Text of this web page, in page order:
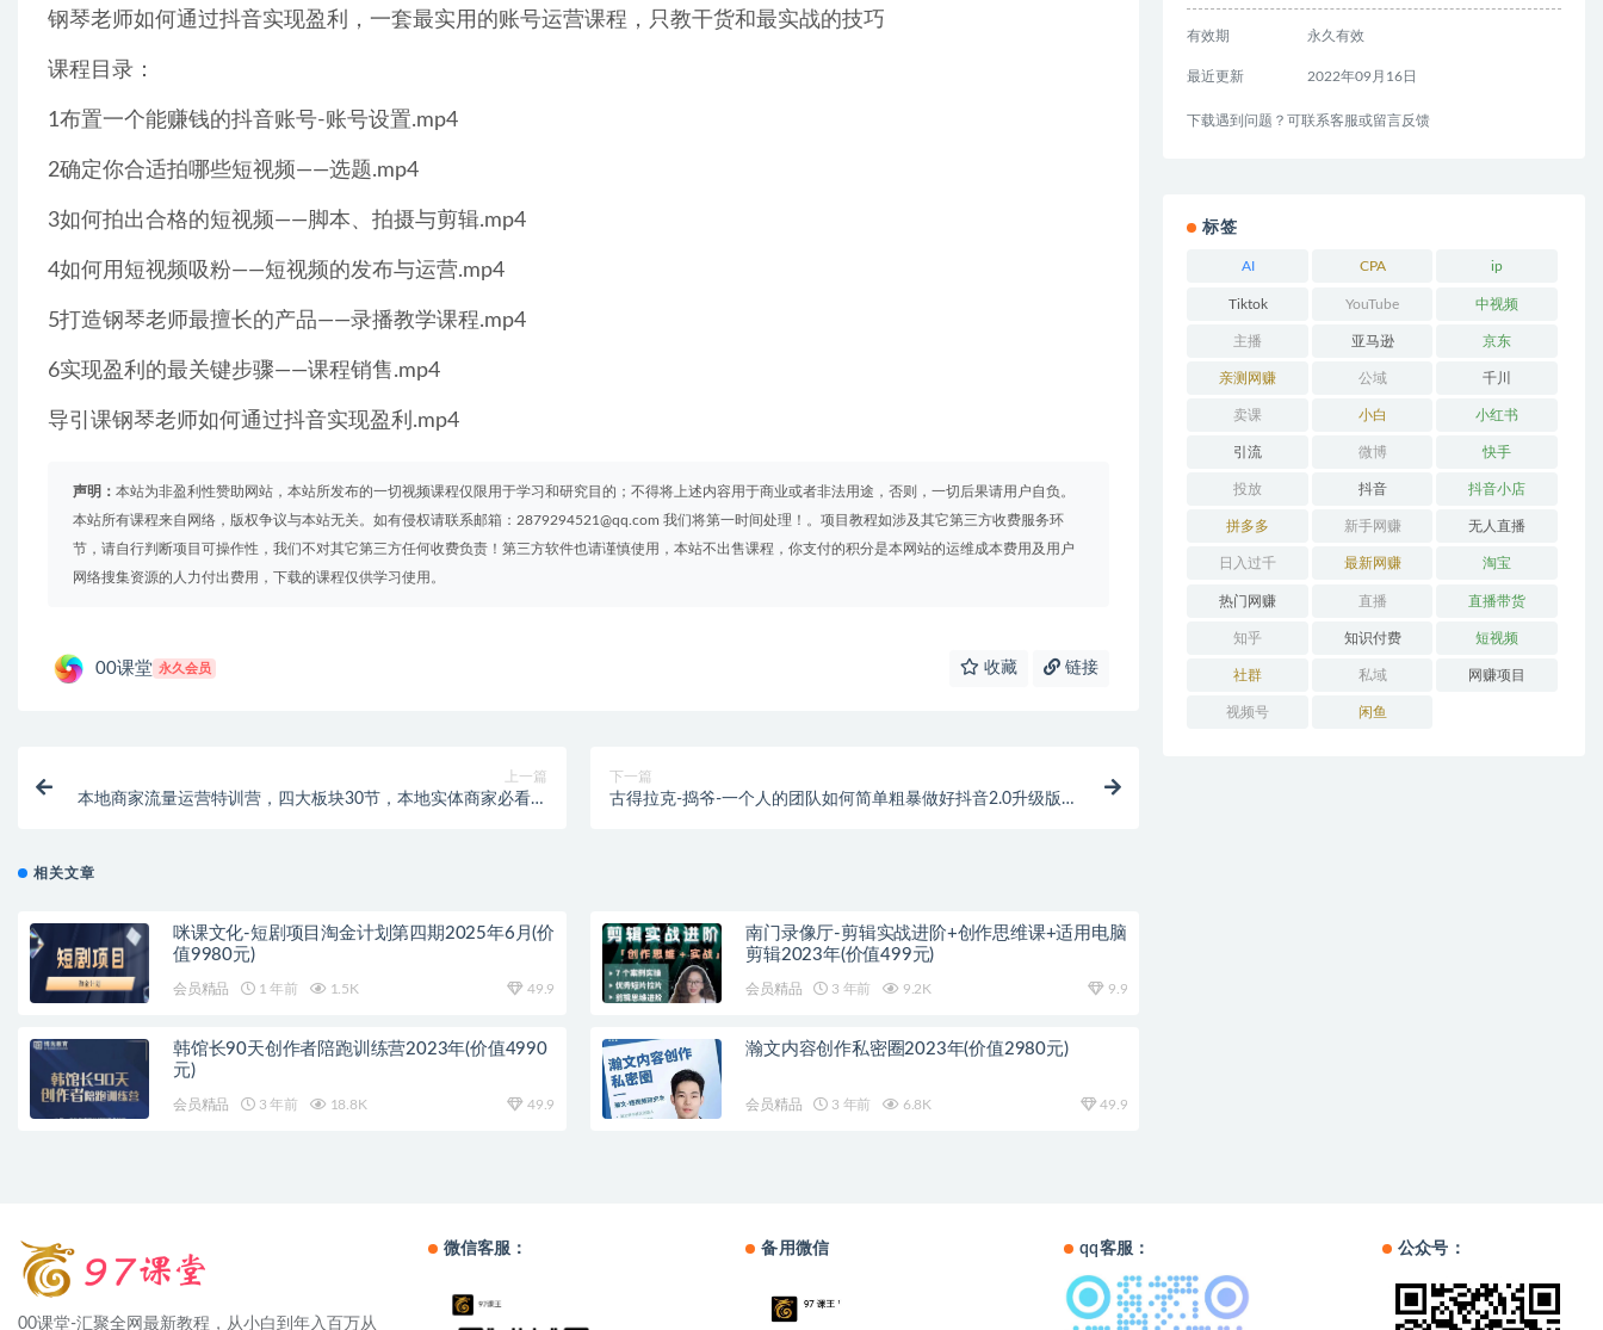
钢琴老师如何通过抖音实现盈利，一套最实用的账号运营课程，只教干货和最实战的技巧
课程目录：
1布置一个能赚钱的抖音账号-账号设置.mp4
2确定你合适拍哪些短视频——选题.mp4
3如何拍出合格的短视频——脚本、拍摄与剪辑.mp4
4如何用短视频吸粉——短视频的发布与运营.mp4
5打造钢琴老师最擅长的产品——录播教学课程.mp4
6实现盈利的最关键步骤——课程销售.mp4
导引课钢琴老师如何通过抖音实现盈利.mp4
声明： 本站为非盈利性赞助网站，本站所发布的一切视频课程仅限用于学习和研究目的；不得将上述内容用于商业或者非法用途，否则，一切后果请用户自负。
本站所有课程来自网络，版权争议与本站无关。如有侵权请联系邮箱：2879294521@qq.com 我们将第一时间处理！。项目教程如涉及其它第三方收费服务环
节，请自行判断项目可操作性，我们不对其它第三方任何收费负责！第三方软件也请谨慎使用，本站不出售课程，你支付的积分是本网站的运维成本费用及用户
网络搜集资源的人力付出费用，下载的课程仅供学习使用。
00课堂 永久会员 收藏 链接
上一篇
本地商家流量运营特训营，四大板块30节，本地实体商家必看课
下一篇
古得拉克-捣爷-一个人的团队如何简单粗暴做好抖音2.0升级版
相关文章
咪课文化-短剧项目淘金计划第四期2025年6月(价
值9980元)
会员精品 1 年前 1.5K 49.9
南门录像厅-剪辑实战进阶+创作思维课+适用电脑
剪辑2023年(价值499元)
会员精品 3 年前 9.2K 9.9
韩馆长90天创作者陪跑训练营2023年(价值4990
元)
会员精品 3 年前 18.8K 49.9
瀚文内容创作私密圈2023年(价值2980元)
会员精品 3 年前 6.8K 49.9
有效期 永久有效
最近更新 2022年09月16日
下载遇到问题？可联系客服或留言反馈
标签
AI CPA ip
Tiktok YouTube 中视频
主播 亚马逊 京东
亲测网赚 公域 千川
卖课 小白 小红书
引流 微博 快手
投放 抖音 抖音小店
拼多多 新手网赚 无人直播
日入过千 最新网赚 淘宝
热门网赚 直播 直播带货
知乎 知识付费 短视频
社群 私域 网赚项目
视频号 闲鱼
00课堂-汇聚全网最新教程，从小白到年入百万从
微信客服： 备用微信 qq客服： 公众号：